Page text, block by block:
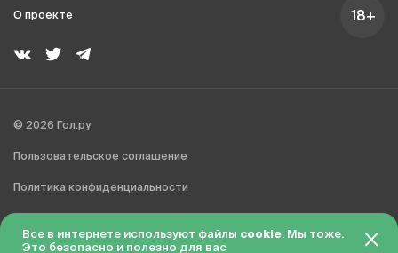
О проекте 18+
© 2026 Гол.ру
Пользовательское соглашение
Политика конфиденциальности
Все в интернете используют файлы cookie. Мы тоже.
Это безопасно и полезно для вас